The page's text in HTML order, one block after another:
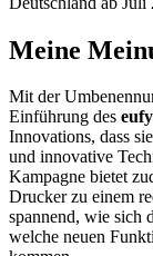
Meine
Mit der
Einführung des
Innovations, dass
und innovative
Kampagne bietet
Drucker zu einem
spannend, wie sich
welche neuen